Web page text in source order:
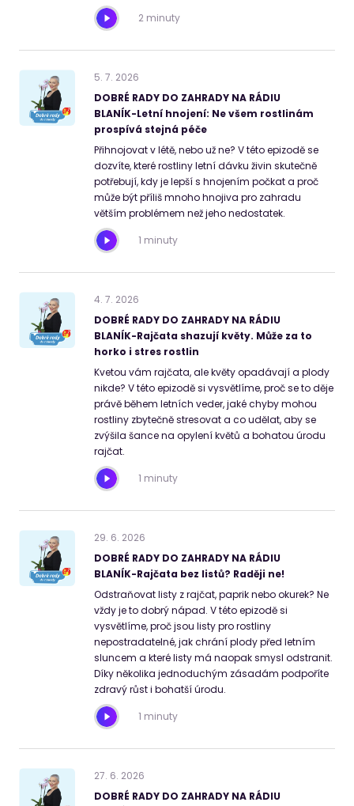
2 minuty
5. 7. 2026
DOBRÉ RADY DO ZAHRADY NA RÁDIU
BLANÍK-Letní hnojení: Ne všem rostlinám
prospívá stejná péče
Přihnojovat v létě, nebo už ne? V této epizodě se
dozvíte, které rostliny letní dávku živin skutečně
potřebují, kdy je lepší s hnojením počkat a proč
může být příliš mnoho hnojiva pro zahradu
větším problémem než jeho nedostatek.
1 minuty
4. 7. 2026
DOBRÉ RADY DO ZAHRADY NA RÁDIU
BLANÍK-Rajčata shazují květy. Může za to
horko i stres rostlin
Kvetou vám rajčata, ale květy opadávají a plody
nikde? V této epizodě si vysvětlíme, proč se to děje
právě během letních veder, jaké chyby mohou
rostliny zbytečně stresovat a co udělat, aby se
zvýšila šance na opylení květů a bohatou úrodu
rajčat.
1 minuty
29. 6. 2026
DOBRÉ RADY DO ZAHRADY NA RÁDIU
BLANÍK-Rajčata bez listů? Raději ne!
Odstraňovat listy z rajčat, paprik nebo okurek? Ne
vždy je to dobrý nápad. V této epizodě si
vysvětlíme, proč jsou listy pro rostliny
nepostradatelné, jak chrání plody před letním
sluncem a které listy má naopak smysl odstranit.
Díky několika jednoduchým zásadám podpoříte
zdravý růst i bohatší úrodu.
1 minuty
27. 6. 2026
DOBRÉ RADY DO ZAHRADY NA RÁDIU